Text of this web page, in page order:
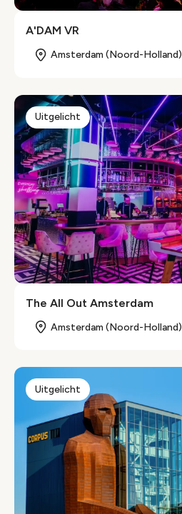
A'DAM VR
Amsterdam (Noord-Holland)
The All Out Amsterdam
Amsterdam (Noord-Holland)
Uitgelicht
Uitgelicht